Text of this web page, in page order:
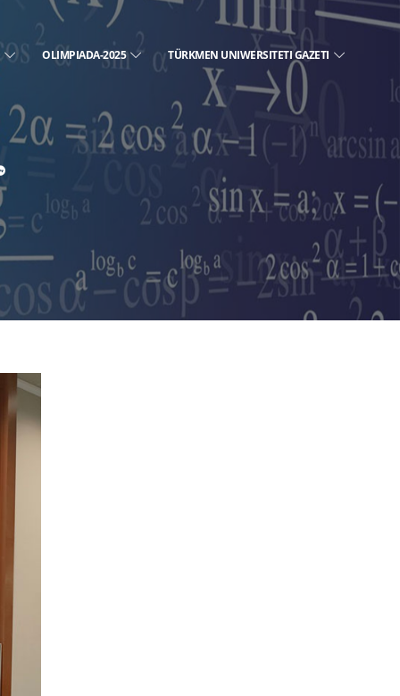
OLIMPIADA-2025 TÜRKMEN UNIWERSITETI GAZETI